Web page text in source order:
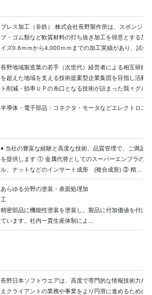
プレス加工（非鉄） 株式会社長野製作所は、スポンジ・
プ・ゴム類など軟質材料の打ち抜き加工を得意とする加
イズ0.6ｍｍから4,000ｍｍまでの加工実績があり、試作
長野地域製造業の若手（次世代）経営者による相互研鑚
を超えた地域を支える技術提案型企業集団を目指し活動
ト削減・効率ＵＰの糸口となる技術が詰まった我々グル
半導体・電子部品・コネクタ・モータなどエレクトロニ
♦ 当社の豊富な経験と高度な技術、品質管理で、ご満足
を提供します ① 金属代替としてのスーパーエンプラの
ル、ナットなどのインサート成形 (複合成形) ③ 精...
あらゆる分野の塗装・表面処理加
精密部品に機能性塗装を塗装し、製品に付加価値を付け
ています。社内一貫生産体制によ...
長野日本ソフトウエアは、高度で専門的な情報技術力だ
えクライアントの業務や事業をより円滑に進めるための